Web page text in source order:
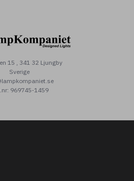
15 , 341 32 Ljungby
Sverige
969745-1459